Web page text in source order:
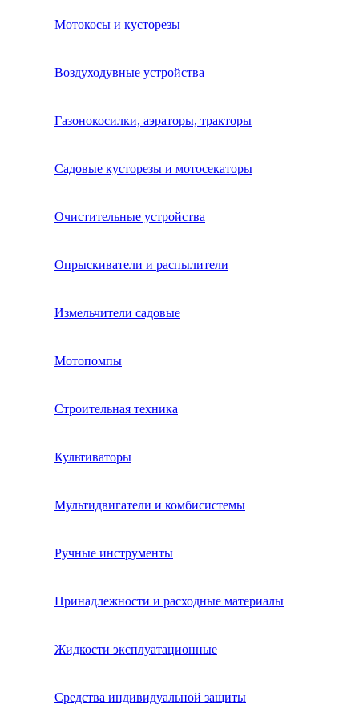
Мотокосы и кусторезы
Воздуходувные устройства
Газонокосилки, аэраторы, тракторы
Садовые кусторезы и мотосекаторы
Очистительные устройства
Опрыскиватели и распылители
Измельчители садовые
Мотопомпы
Строительная техника
Культиваторы
Мультидвигатели и комбисистемы
Ручные инструменты
Принадлежности и расходные материалы
Жидкости эксплуатационные
Средства индивидуальной защиты